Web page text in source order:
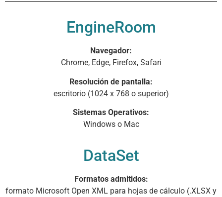
EngineRoom
Navegador:
Chrome, Edge, Firefox, Safari
Resolución de pantalla:
escritorio (1024 x 768 o superior)
Sistemas Operativos:
Windows o Mac
DataSet
Formatos admitidos:
formato Microsoft Open XML para hojas de cálculo (.XLSX y